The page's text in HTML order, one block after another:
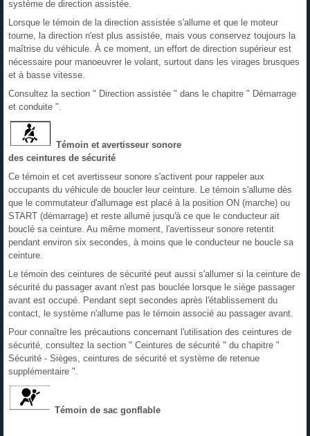
système de direction assistée.
Lorsque le témoin de la direction assistée s'allume et que le moteur
tourne, la direction n'est plus assistée, mais vous conservez toujours la
maîtrise du véhicule. À ce moment, un effort de direction supérieur est
nécessaire pour manoeuvrer le volant, surtout dans les virages brusques
et à basse vitesse.
Consultez la section " Direction assistée " dans le chapitre " Démarrage
et conduite ".
Témoin et avertisseur sonore
des ceintures de sécurité
Ce témoin et cet avertisseur sonore s'activent pour rappeler aux
occupants du véhicule de boucler leur ceinture. Le témoin s'allume dès
que le commutateur d'allumage est placé à la position ON (marche) ou
START (démarrage) et reste allumé jusqu'à ce que le conducteur ait
bouclé sa ceinture. Au même moment, l'avertisseur sonore retentit
pendant environ six secondes, à moins que le conducteur ne boucle sa
ceinture.
Le témoin des ceintures de sécurité peut aussi s'allumer si la ceinture de
sécurité du passager avant n'est pas bouclée lorsque le siège passager
avant est occupé. Pendant sept secondes après l'établissement du
contact, le système n'allume pas le témoin associé au passager avant.
Pour connaître les précautions concernant l'utilisation des ceintures de
sécurité, consultez la section " Ceintures de sécurité " du chapitre "
Sécurité - Sièges, ceintures de sécurité et système de retenue
supplémentaire ".
Témoin de sac gonflable